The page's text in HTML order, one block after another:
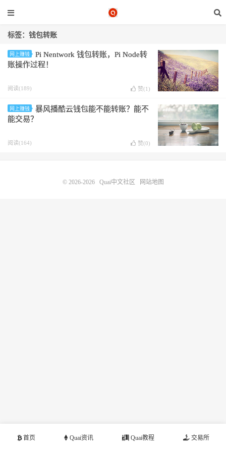
标签：钱包转账
网上赚钱
Pi Nentwork 钱包转账，Pi Node转
账操作过程！
阅读(189) 赞(1 )
网上赚钱
暴风播酷云钱包能不能转账？能不
能交易？
阅读(164) 赞(0)
首页 Quai资讯 Quai教程 交易所
© 2026-2026 Quai中文社区 网站地图